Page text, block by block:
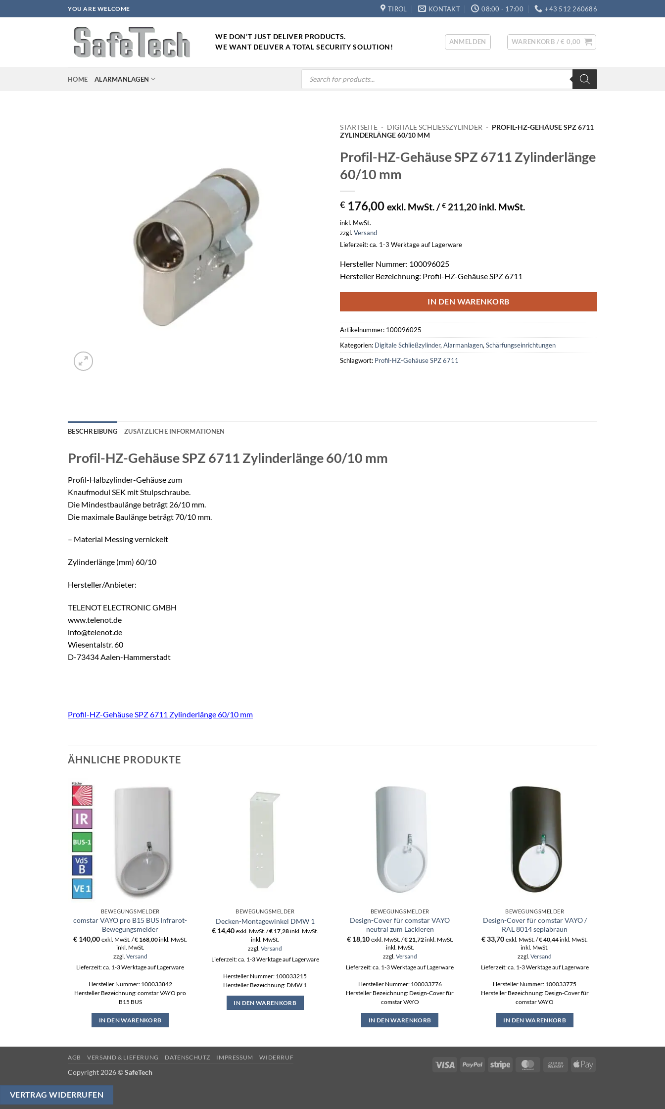
Inhalt
YOU ARE WELCOME TIROL KONTAKT 08:00 - 17:00 +43 512 260686
WE DON’T JUST DELIVER PRODUCTS.
WE WANT DELIVER A TOTAL SECURITY SOLUTION!
ANMELDEN WARENKORB /€ 0,00
HOME ALARMANLAGEN
Products
search
STARTSEITE - DIGITALE SCHLIESSZYLINDER - PROFIL-HZ-GEHÄUSE SPZ 6711
ZYLINDERLÄNGE 60/10 MM
Profil-HZ-Gehäuse SPZ 6711 Zylinderlänge
60/10 mm
€ 176,00 exkl. MwSt. /€ 211,20 inkl. MwSt.
inkl. MwSt.
zzgl. Versand
Lieferzeit: ca. 1-3 Werktage auf Lagerware
Hersteller Nummer: 100096025
Hersteller Bezeichnung: Profil-HZ-Gehäuse SPZ 6711
IN DEN WARENKORB
Artikelnummer: 100096025
Kategorien: Digitale Schließzylinder,Alarmanlagen,Schärfungseinrichtungen
Schlagwort: Profil-HZ-Gehäuse SPZ 6711
BESCHREIBUNG ZUSÄTZLICHE INFORMATIONEN
Profil-HZ-Gehäuse SPZ 6711 Zylinderlänge 60/10 mm
Profil-Halbzylinder-Gehäuse zum
Knaufmodul SEK mit Stulpschraube.
Die Mindestbaulänge beträgt 26/10 mm.
Die maximale Baulänge beträgt 70/10 mm.
– Material Messing vernickelt
Zylinderlänge (mm) 60/10
Hersteller/Anbieter:
TELENOT ELECTRONIC GMBH
www.telenot.de
info@telenot.de
Wiesentalstr. 60
D-73434 Aalen-Hammerstadt
Profil-HZ-Gehäuse SPZ 6711 Zylinderlänge 60/10 mm
ÄHNLICHE PRODUKTE
BEWEGUNGSMELDER
comstar VAYO pro B15 BUS Infrarot-
Bewegungsmelder
€ 140,00 exkl. MwSt. /€ 168,00inkl. MwSt.
inkl. MwSt.
zzgl. Versand
Lieferzeit: ca. 1-3 Werktage auf Lagerware
Hersteller Nummer: 100033842
Hersteller Bezeichnung: comstar VAYO pro
B15 BUS
IN DEN WARENKORB
BEWEGUNGSMELDER
Decken-Montagewinkel DMW 1
€ 14,40 exkl. MwSt. /€ 17,28inkl. MwSt.
inkl. MwSt.
zzgl.Versand
Lieferzeit: ca. 1-3 Werktage auf Lagerware
Hersteller Nummer: 100033215
Hersteller Bezeichnung: DMW 1
IN DEN WARENKORB
BEWEGUNGSMELDER
Design-Cover für comstar VAYO
neutral zum Lackieren
€18,10 exkl. MwSt. /€21,72inkl. MwSt.
inkl. MwSt.
zzgl. Versand
Lieferzeit: ca. 1-3 Werktage auf Lagerware
Hersteller Nummer: 100033776
Hersteller Bezeichnung: Design-Cover für
comstar VAYO
IN DEN WARENKORB
BEWEGUNGSMELDER
Design-Cover für comstar VAYO /
RAL 8014 sepiabraun
€33,70 exkl. MwSt. /€40,44inkl. MwSt.
inkl. MwSt.
zzgl.Versand
Lieferzeit: ca. 1-3 Werktage auf Lagerware
Hersteller Nummer: 100033775
Hersteller Bezeichnung: Design-Cover für
comstar VAYO
IN DEN WARENKORB
Visa PayPal Stripe MasterCardCash
Apple
AGB VERSAND & LIEFERUNG DATENSCHUTZ IMPRESSUM WIDERRUF
Copyright 2026 ©SafeTech
VERTRAG WIDERRUFEN